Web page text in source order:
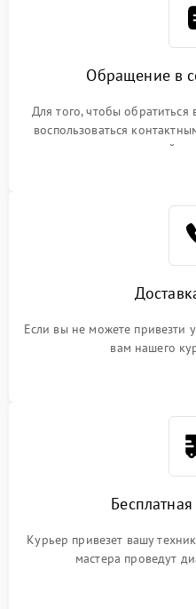
Обращение в
Для того, чтобы
воспользоваться
или оставить свой
Если вы не можете привезти
вам нашего
Курьер привезет вашу
мастера проведут